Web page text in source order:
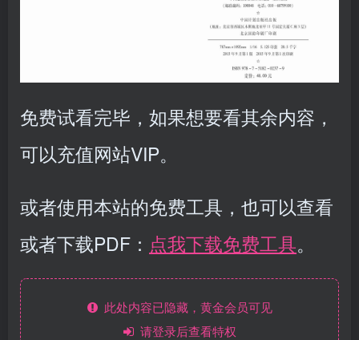
免费试看完毕，如果想要看其余内容，
可以充值网站VIP。
或者使用本站的免费工具，也可以查看
或者下载PDF： 点我下载免费工具。
此处内容已隐藏，黄金会员可见
请登录后查看特权